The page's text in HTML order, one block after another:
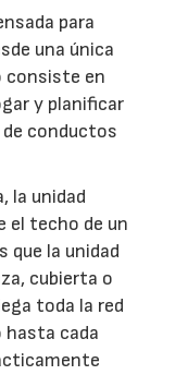
para
una única
consiste en
y planificar
de conductos
la unidad
el techo de un
que la unidad
cubierta o
toda la red
hasta cada